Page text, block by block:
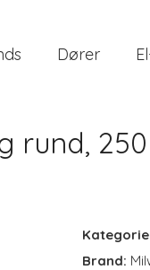
Dører
rund,
Brand: